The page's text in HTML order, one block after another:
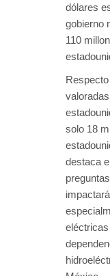
dólares
gobierno
110
solo 18
destaca